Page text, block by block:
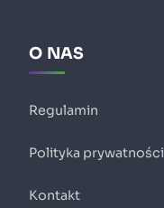
O NAS
Regulamin
Polityka prywatności
Kontakt